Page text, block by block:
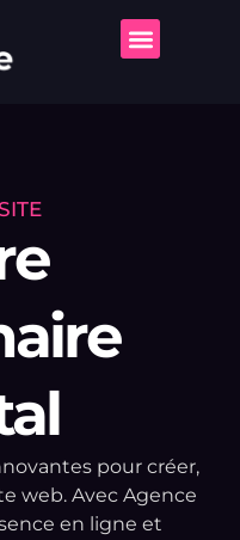
pour créer,
web. Avec Agence
en ligne et